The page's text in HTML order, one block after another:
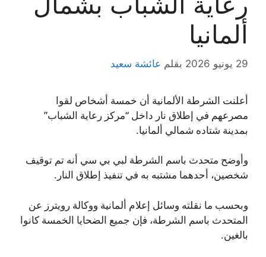
ألمانيا
29 يونيو 2026 بقلم عائشة سعيد
أعلنت الشرطة الألمانية أن خمسة أشخاص لقوا
مصرعهم في إطلاق نار داخل “مركز رعاية الشباب”
بمدينة شتاده شمالي ألمانيا.
وأوضح متحدث باسم الشرطة لبي بي سي أنه تم توقيف
شخصين، أحدهما مشتبه به في تنفيذ إطلاق النار.
وبحسب ما نقلته وسائل إعلام ألمانية ووكالة رويترز عن
المتحدث باسم الشرطة، فإن جميع الضحايا الخمسة كانوا
بالغين.